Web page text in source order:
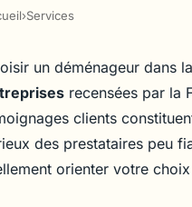
sur les
à Paris
›Services
un déménageur dans
recensées par la
clients
des prestataires peu
orienter votre